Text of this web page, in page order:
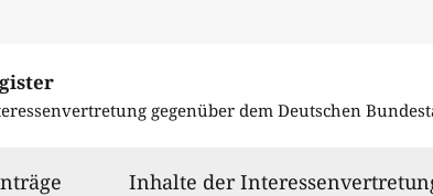
gegenüber dem Deutschen
Inhalte der